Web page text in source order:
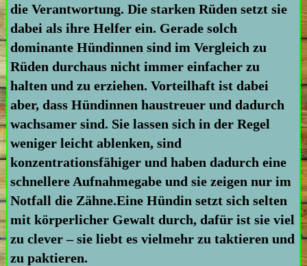
die Verantwortung. Die starken Rüden setzt sie
dabei als ihre Helfer ein. Gerade solch
dominante Hündinnen sind im Vergleich zu
Rüden durchaus nicht immer einfacher zu
halten und zu erziehen. Vorteilhaft ist dabei
aber, dass Hündinnen haustreuer und dadurch
wachsamer sind. Sie lassen sich in der Regel
weniger leicht ablenken, sind
konzentrationsfähiger und haben dadurch eine
schnellere Aufnahmegabe und sie zeigen nur im
Notfall die Zähne.Eine Hündin setzt sich selten
mit körperlicher Gewalt durch, dafür ist sie viel
zu clever – sie liebt es vielmehr zu taktieren und
zu paktieren.